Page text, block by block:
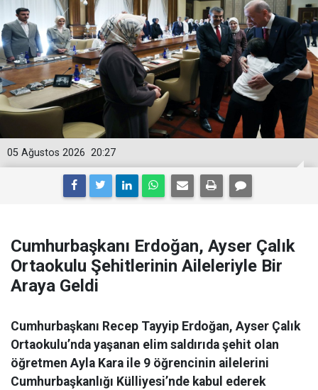
20:27
05 Ağustos 2026
Cumhurbaşkanı Erdoğan, Ayser Çalık
Ortaokulu Şehitlerinin Aileleriyle Bir
Araya Geldi
Cumhurbaşkanı Recep Tayyip Erdoğan, Ayser Çalık
Ortaokulu’nda yaşanan elim saldırıda şehit olan
öğretmen Ayla Kara ile 9 öğrencinin ailelerini
Cumhurbaşkanlığı Külliyesi’nde kabul ederek